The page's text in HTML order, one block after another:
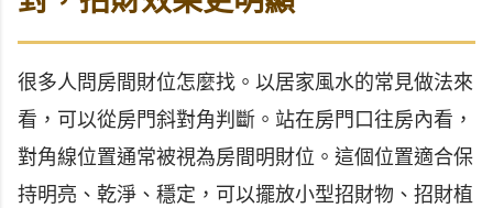
很多人問房間財位怎麼找。以居家風水的常見做法來
看，可以從房門斜對角判斷。站在房門口往房內看，
對角線位置通常被視為房間明財位。這個位置適合保
持明亮、乾淨、穩定，可以擺放小型招財物、招財植